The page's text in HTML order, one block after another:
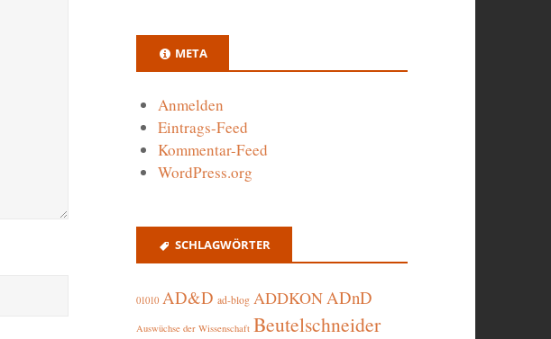
META
Anmelden
Eintrags-Feed
Kommentar-Feed
WordPress.org
SCHLAGWÖRTER
01010 AD&D ad-blog ADDKONADnD
Auswüchse der Wissenschaft Beutelschneider